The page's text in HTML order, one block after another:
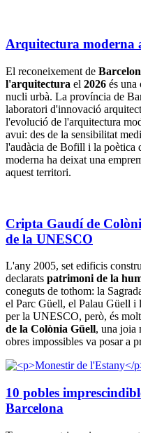
Arquitectura moderna
El reconeixement de
l'arquitectura el 2026 és una
nucli urbà. La província de
laboratori d'innovació
l'evolució de l'arquitectura
avui: des de la sensibilitat
l'audàcia de Bofill i la poètica
moderna ha deixat una
aquest territori.
Cripta Gaudí de
de la UNESCO
L'any 2005, set edificis
declarats patrimoni de la
coneguts de tothom: la
el Parc Güell, el Palau Güell i
per la UNESCO, però, és
de la Colònia Güell, una joia
obres impossibles va posar a
10 pobles
Barcelona